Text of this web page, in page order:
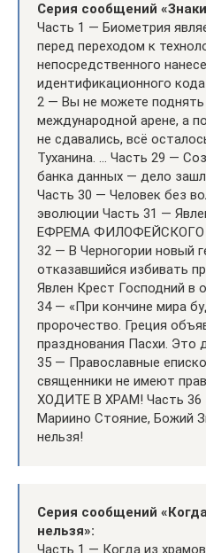
Серия сообщений
Часть 1 — Биометрия
перед переходом к
непосредственного
идентификационного
2 — Вы не можете
международной арене, а
не сдавались, всё
Туханина. … Часть 29 —
банка данных — дело
Часть 30 — Человек без
эволюции Часть 31 —
ЕФРЕМА ФИЛОФЕЙСКОГО
32 — В Черногории новый
отказавшийся избивать
Явлен Крест Господний в
34 — «При кончине мира
пророчество. Греция
празднования Пасхи. Это
35 — Православные
священники не имеют
ХОДИТЕ В ХРАМ! Часть 36
Мариино Стояние, Божий
нельзя!
Серия сообщений
нельзя»:
Часть 1 — Когда из